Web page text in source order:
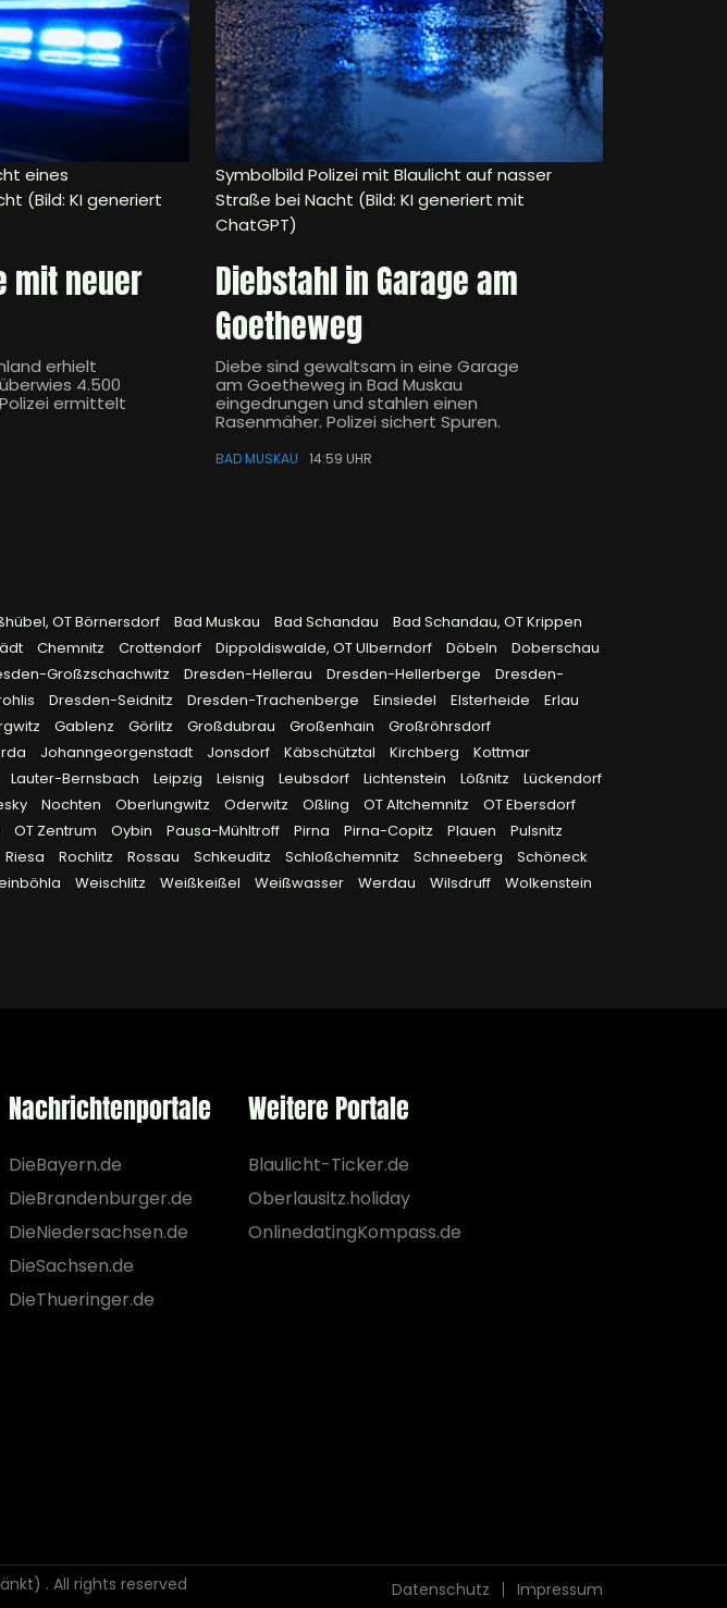
eines
(Bild: KI generiert
mit neuer
erhielt
4.500
ermittelt
Symbolbild Polizei mit Blaulicht auf nasser
Straße bei Nacht (Bild: KI generiert mit
ChatGPT)
Diebstahl in Garage am
Goetheweg
Diebe sind gewaltsam in eine Garage
am Goetheweg in Bad Muskau
eingedrungen und stahlen einen
Rasenmäher. Polizei sichert Spuren.
BAD MUSKAU 14:59 UHR
OT Börnersdorf Bad Muskau Bad Schandau
Bad Schandau, OT Krippen
Chemnitz Crottendorf Dippoldiswalde, OT Ulberndorf Döbeln
Doberschau
Großzschachwitz Dresden-Hellerau Dresden-Hellerberge
Dresden-
Dresden-Seidnitz Dresden-Trachenberge Einsiedel Elsterheide
Erlau
Gablenz Görlitz Großdubrau Großenhain
Großröhrsdorf
Johanngeorgenstadt Jonsdorf Käbschütztal Kirchberg
Kottmar
Lauter-Bernsbach Leipzig Leisnig Leubsdorf Lichtenstein Lößnitz
Lückendorf
Nochten Oberlungwitz Oderwitz Oßling OT Altchemnitz
OT Ebersdorf
OT Zentrum Oybin Pausa-Mühltroff Pirna Pirna-Copitz Plauen
Pulsnitz
Riesa Rochlitz Rossau Schkeuditz Schloßchemnitz Schneeberg
Schöneck
Weischlitz Weißkeißel Weißwasser Werdau Wilsdruff
Wolkenstein
Nachrichtenportale
DieBayern.de
DieBrandenburger.de
DieNiedersachsen.de
DieSachsen.de
DieThueringer.de
Weitere Portale
Blaulicht-Ticker.de
Oberlausitz.holiday
OnlinedatingKompass.de
. All rights reserved Datenschutz Impressum